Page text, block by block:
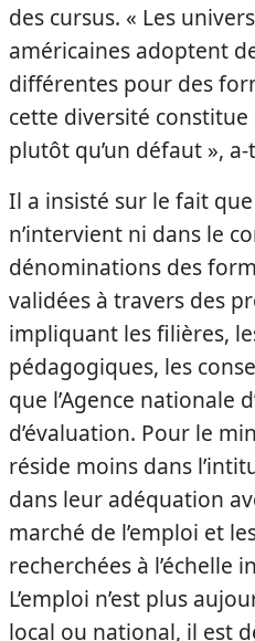
des cursus. « Les
américaines adoptent
différentes pour des
cette diversité
plutôt qu’un défaut »,
Il a insisté sur le fait
n’intervient ni dans le
dénominations des
validées à travers des
impliquant les filières,
pédagogiques, les
que l’Agence nationale
d’évaluation. Pour le
réside moins dans
dans leur adéquation
marché de l’emploi et
recherchées à l’échelle
L’emploi n’est plus
local ou national, il est